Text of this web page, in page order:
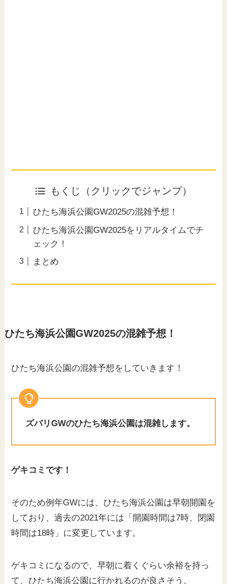
もくじ（クリックでジャンプ）
ひたち海浜公園GW2025の混雑予想！
ひたち海浜公園GW2025をリアルタイムでチ
ェック！
まとめ
ひたち海浜公園GW2025の混雑予想！
ひたち海浜公園の混雑予想をしていきます！
ズバリGWのひたち海浜公園は混雑します。
ゲキコミです！
そのため例年GWには、ひたち海浜公園は早朝開園を
しており、過去の2021年には「開園時間は7時、閉園
時間は18時」に変更しています。
ゲキコミになるので、早朝に着くぐらい余裕を持っ
て、ひたち海浜公園に行かれるのが良さそう。